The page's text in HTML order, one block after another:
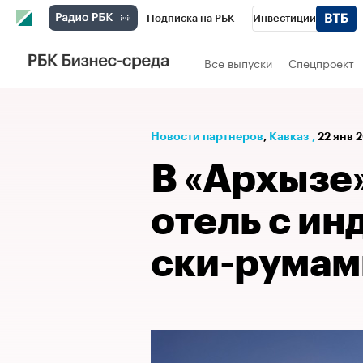
Подписка на РБК Инвестиции
РБК Вино
Проверка контрагентов
Все выпуски Спецпроект
Новости партнеров⁠, Кавказ , 22 янв
В
отель с
ски-